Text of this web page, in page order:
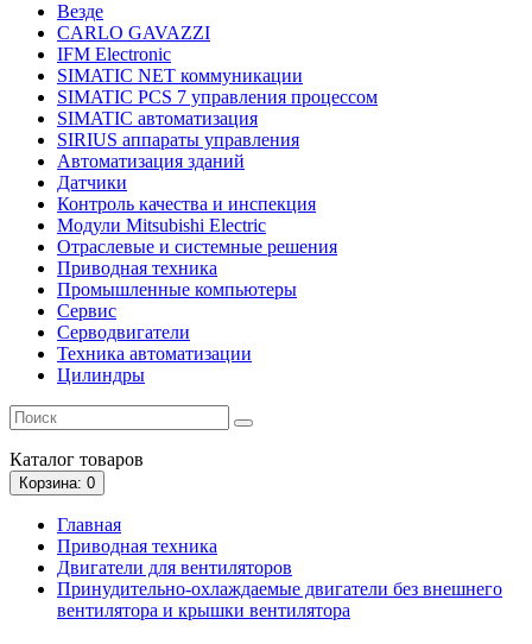
Везде
CARLO GAVAZZI
IFM Electronic
SIMATIC NET коммуникации
SIMATIC PCS 7 управления процессом
SIMATIC автоматизация
SIRIUS аппараты управления
Автоматизация зданий
Датчики
Контроль качества и инспекция
Модули Mitsubishi Electric
Отраслевые и системные решения
Приводная техника
Промышленные компьютеры
Сервис
Серводвигатели
Техника автоматизации
Цилиндры
Каталог товаров
Корзина: 0
Главная
Приводная техника
Двигатели для вентиляторов
Принудительно-охлаждаемые двигатели без внешнего
вентилятора и крышки вентилятора